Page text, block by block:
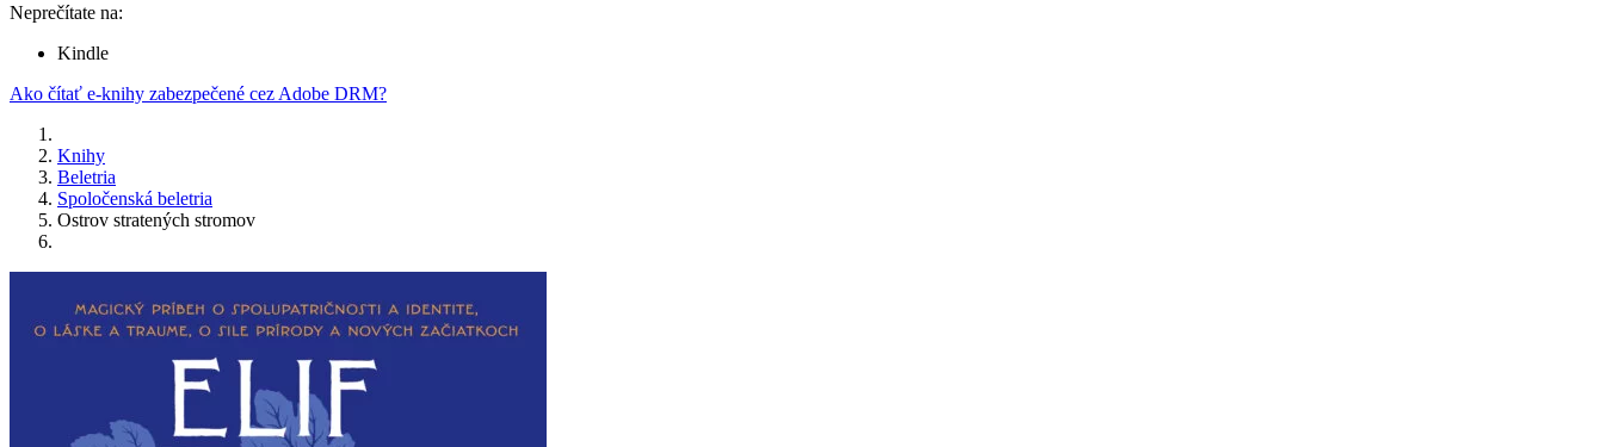
Neprečítate na:
Kindle
Ako čítať e-knihy zabezpečené cez Adobe DRM?
Knihy
Beletria
Spoločenská beletria
Ostrov stratených stromov